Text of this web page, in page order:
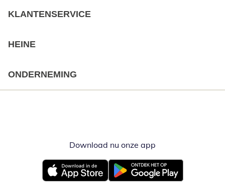
KLANTENSERVICE
HEINE
ONDERNEMING
Download nu onze app
Opent in nieuw vensterOpent in nieuw venster